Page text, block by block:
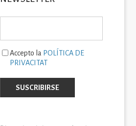
Accepto la POLÍTICA DE
PRIVACITAT